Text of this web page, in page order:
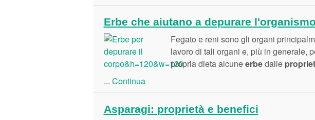
Erbe che aiutano a depurare l'organismo
Fegato e reni sono gli organi
lavoro di tali organi e, più in generale,
propria dieta alcuneerbedalle
... Continua
Asparagi: proprietà e benefici